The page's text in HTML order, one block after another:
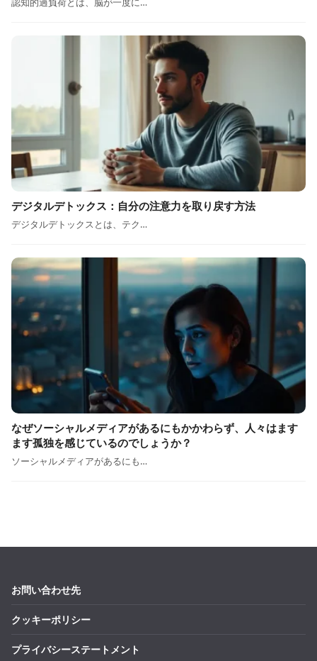
デジタルデトックス：自分の注意力を取り戻す方法
デジタルデトックスとは、テク…
なぜソーシャルメディアがあるにもかかわらず、人々はます
ます孤独を感じているのでしょうか？
ソーシャルメディアがあるにも…
お問い合わせ先
クッキーポリシー
プライバシーステートメント